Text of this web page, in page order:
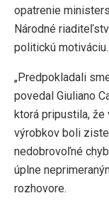
opatrenie
Národné
politickú motiváciu.
„Predpokladali
povedal Giuliano
ktorá pripustila, že
výrobkov boli
nedobrovoľné
úplne
rozhovore.